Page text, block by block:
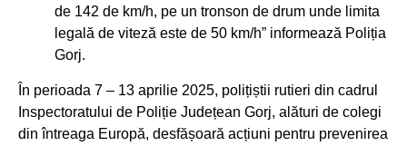
de 142 de km/h, pe un tronson de drum unde limita
legală de viteză este de 50 km/h” informează Poliția
Gorj.
În perioada 7 – 13 aprilie 2025, polițiștii rutieri din cadrul
Inspectoratului de Poliție Județean Gorj, alături de colegi
din întreaga Europă, desfășoară acțiuni pentru prevenirea